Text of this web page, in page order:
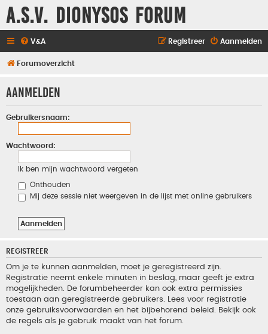
A.S.V. Dionysos Forum
V&A Aanmelden
Registreer
Forumoverzicht
Aanmelden
Gebruikersnaam:
Wachtwoord:
Ik ben mijn wachtwoord vergeten
Onthouden
Mij deze sessie niet weergeven in de lijst met online gebruikers
REGISTREER
Om je te kunnen aanmelden, moet je geregistreerd zijn.
Registratie neemt enkele minuten in beslag, maar geeft je extra
mogelijkheden. De forumbeheerder kan ook extra permissies
toestaan aan geregistreerde gebruikers. Lees voor registratie
onze gebruiksvoorwaarden en het bijbehorend beleid. Bekijk ook
de regels als je gebruik maakt van het forum.